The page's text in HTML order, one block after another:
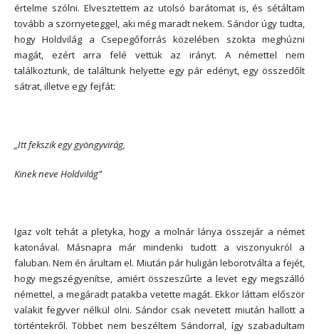
értelme szólni. Elvesztettem az utolsó barátomat is, és sétáltam
tovább a szörnyeteggel, aki még maradt nekem. Sándor úgy tudta,
hogy Holdvilág a Csepegőforrás közelében szokta meghúzni
magát, ezért arra felé vettük az irányt. A némettel nem
találkoztunk, de találtunk helyette egy pár edényt, egy összedőlt
sátrat, illetve egy fejfát:
„Itt fekszik egy gyöngyvirág,
Kinek neve Holdvilág”
Igaz volt tehát a pletyka, hogy a molnár lánya összejár a német
katonával. Másnapra már mindenki tudott a viszonyukról a
faluban. Nem én árultam el. Miután pár huligán leborotválta a fejét,
hogy megszégyenítse, amiért összeszűrte a levet egy megszálló
némettel, a megáradt patakba vetette magát. Ekkor láttam először
valakit fegyver nélkül ölni. Sándor csak nevetett miután hallott a
történtekről. Többet nem beszéltem Sándorral, így szabadultam